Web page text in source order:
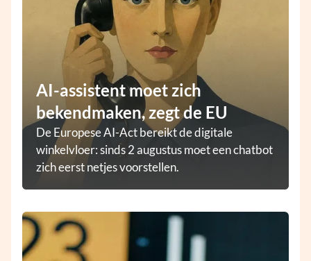
AI-assistent moet zich
bekendmaken, zegt de EU
De Europese AI-Act bereikt de digitale
winkelvloer: sinds 2 augustus moet een chatbot
zich eerst netjes voorstellen.